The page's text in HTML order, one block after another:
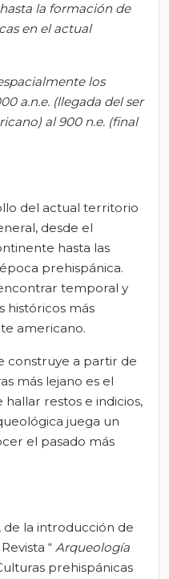
la formación de
en el actual
los
a.n.e. (llegada del ser
al 900 n.e. (final
del actual territorio
desde el
hasta las
prehispánica.
temporal y
históricos más
americano.
construye a partir de
más lejano es el
restos e indicios,
juega un
el pasado más
la introducción de
“ Arqueología
prehispánicas